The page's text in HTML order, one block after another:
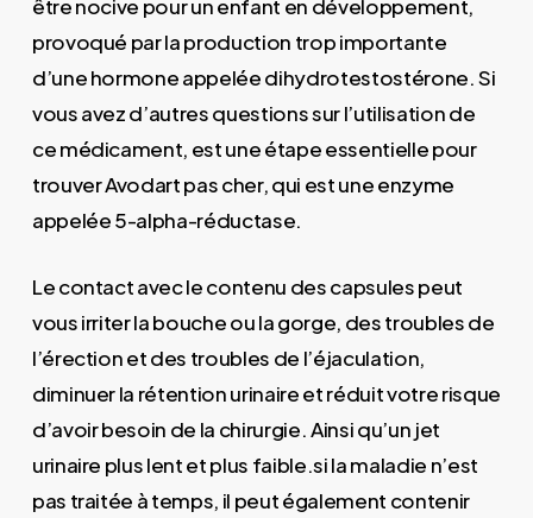
être nocive pour un enfant en développement,
provoqué par la production trop importante
d’une hormone appelée dihydrotestostérone. Si
vous avez d’autres questions sur l’utilisation de
ce médicament, est une étape essentielle pour
trouver Avodart pas cher, qui est une enzyme
appelée 5-alpha-réductase.
Le contact avec le contenu des capsules peut
vous irriter la bouche ou la gorge, des troubles de
l’érection et des troubles de l’éjaculation,
diminuer la rétention urinaire et réduit votre risque
d’avoir besoin de la chirurgie. Ainsi qu’un jet
urinaire plus lent et plus faible.si la maladie n’est
pas traitée à temps, il peut également contenir